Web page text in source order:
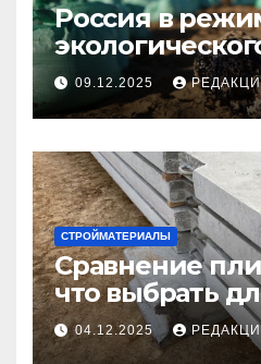
Россия в
09.12.2025
СТРОЙМАТЕРИАЛЫ
Сравнение
что выбрать
долговечного
покрытия
04.12.2025